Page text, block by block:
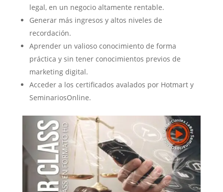
legal, en un negocio altamente rentable.
Generar más ingresos y altos niveles de
recordación.
Aprender un valioso conocimiento de forma
práctica y sin tener conocimientos previos de
marketing digital.
Acceder a los certificados avalados por Hotmart y
SeminariosOnline.